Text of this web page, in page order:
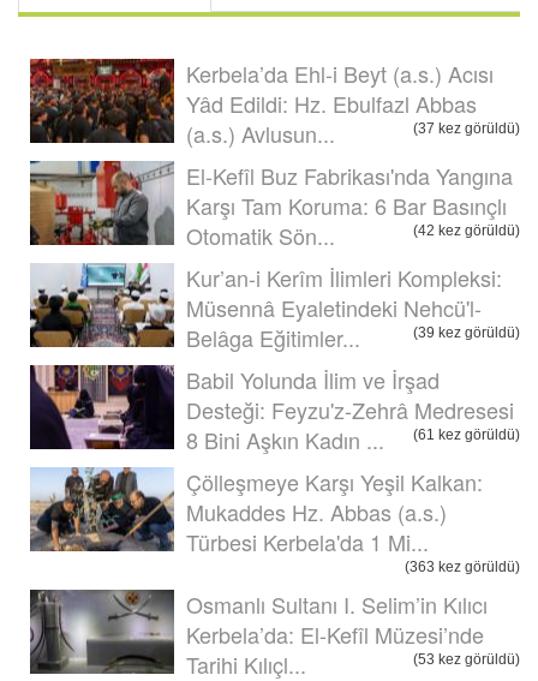
Kerbela’da Ehl-i Beyt (a.s.) Acısı
Yâd Edildi: Hz. Ebulfazl Abbas
(a.s.) Avlusun...
(37 kez görüldü)
El-Kefîl Buz Fabrikası'nda Yangına
Karşı Tam Koruma: 6 Bar Basınçlı
Otomatik Sön...
(42 kez görüldü)
Kur’an-i Kerîm İlimleri Kompleksi:
Müsennâ Eyaletindeki Nehcü'l-
Belâga Eğitimler...
(39 kez görüldü)
Babil Yolunda İlim ve İrşad
Desteği: Feyzu'z-Zehrâ Medresesi
8 Bini Aşkın Kadın ...
(61 kez görüldü)
Çölleşmeye Karşı Yeşil Kalkan:
Mukaddes Hz. Abbas (a.s.)
Türbesi Kerbela'da 1 Mi...
(363 kez görüldü)
Osmanlı Sultanı I. Selim’in Kılıcı
Kerbela’da: El-Kefîl Müzesi’nde
Tarihi Kılıçl...
(53 kez görüldü)